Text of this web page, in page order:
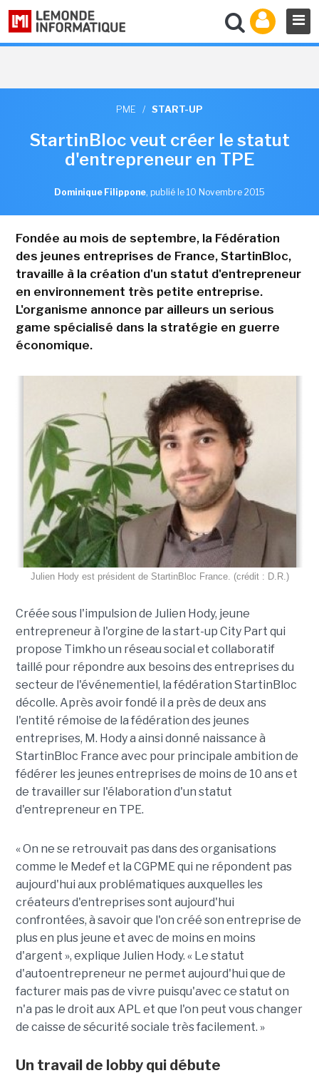
PME / START-UP
StartinBloc veut créer le statut
d'entrepreneur en TPE
Dominique Filippone, publié le 10 Novembre 2015
Fondée au mois de septembre, la Fédération
des jeunes entreprises de France, StartinBloc,
travaille à la création d'un statut d'entrepreneur
en environnement très petite entreprise.
L'organisme annonce par ailleurs un serious
game spécialisé dans la stratégie en guerre
économique.
Julien Hody est président de StartinBloc France. (crédit : D.R.)
Créée sous l'impulsion de Julien Hody, jeune
entrepreneur à l'orgine de la start-up City Part qui
propose Timkho un réseau social et collaboratif
taillé pour répondre aux besoins des entreprises du
secteur de l'événementiel, la fédération StartinBloc
décolle. Après avoir fondé il a près de deux ans
l'entité rémoise de la fédération des jeunes
entreprises, M. Hody a ainsi donné naissance à
StartinBloc France avec pour principale ambition de
fédérer les jeunes entreprises de moins de 10 ans et
de travailler sur l'élaboration d'un statut
d'entrepreneur en TPE.
« On ne se retrouvait pas dans des organisations
comme le Medef et la CGPME qui ne répondent pas
aujourd'hui aux problématiques auxquelles les
créateurs d'entreprises sont aujourd'hui
confrontées, à savoir que l'on créé son entreprise de
plus en plus jeune et avec de moins en moins
d'argent », explique Julien Hody. « Le statut
d'autoentrepreneur ne permet aujourd'hui que de
facturer mais pas de vivre puisqu'avec ce statut on
n'a pas le droit aux APL et que l'on peut vous changer
de caisse de sécurité sociale très facilement. »
Un travail de lobby qui débute